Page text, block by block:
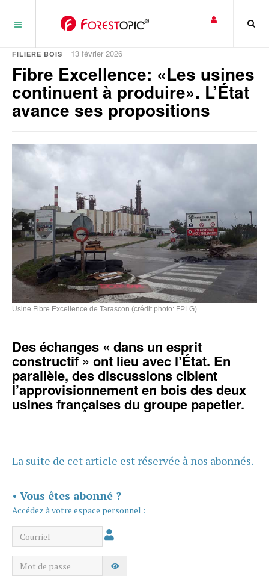
FILIÈRE BOIS 13 février 2026
Fibre Excellence: «Les usines
continuent à produire». L’État
avance ses propositions
Usine Fibre Excellence de Tarascon (crédit photo: FPLG)
Des échanges « dans un esprit
constructif» ont lieu avec l’État. En
parallèle, des discussions ciblent
l’approvisionnement en bois des deux
usines françaises du groupe papetier.
La suite de cet article est réservée à nos abonnés.
• Vous êtes abonné ?
Accédez à votre espace personnel :
Courriel
Mot de passe AFFICHER LE MOT DE PASSE